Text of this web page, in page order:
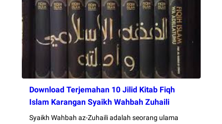
Download Terjemahan 10 Jilid Kitab Fiqh
Islam Karangan Syaikh Wahbah Zuhaili
Syaikh Wahbah az-Zuhaili adalah seorang ulama